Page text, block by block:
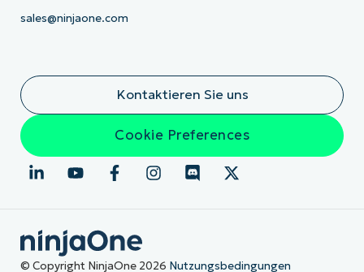
sales@ninjaone.com
Kontaktieren Sie uns
Cookie Preferences
© Copyright NinjaOne 2026 Nutzungsbedingungen